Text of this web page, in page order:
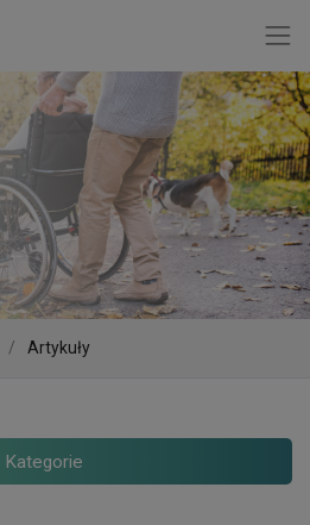
Artykuły
Kategorie